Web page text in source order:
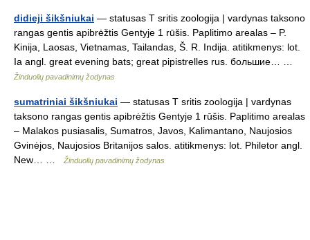
didieji šikšniukai — statusas T sritis zoologija | vardynas taksono
rangas gentis apibrėžtis Gentyje 1 rūšis. Paplitimo arealas – P.
Kinija, Laosas, Vietnamas, Tailandas, Š. R. Indija. atitikmenys: lot.
Ia angl. great evening bats; great pipistrelles rus. большие… …
Žinduolių pavadinimų žodynas
sumatriniai šikšniukai — statusas T sritis zoologija | vardynas
taksono rangas gentis apibrėžtis Gentyje 1 rūšis. Paplitimo arealas
– Malakos pusiasalis, Sumatros, Javos, Kalimantano, Naujosios
Gvinėjos, Naujosios Britanijos salos. atitikmenys: lot. Philetor angl.
New… …
Žinduolių pavadinimų žodynas